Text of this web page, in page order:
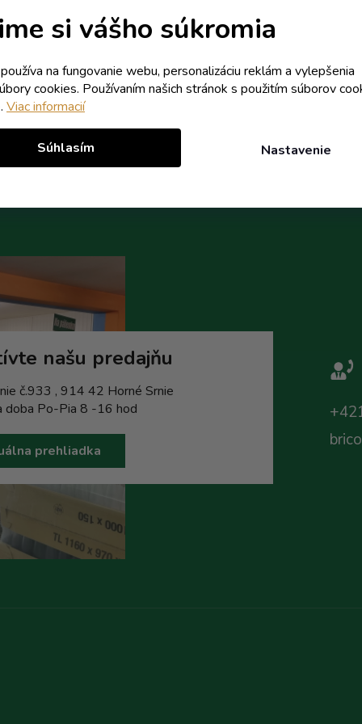
si vášho súkromia
na fungovanie webu, personalizáciu reklám a vylepšenia
cookies. Používaním našich stránok s použitím súborov
Viac informacií
Nastavenie
Súhlasím
0,92 €
Do košíka
0,74 € / ks
našu predajňu
č.933 , 914 42 Horné Srnie
doba Po-Pia 8 -16 hod
prehliadka